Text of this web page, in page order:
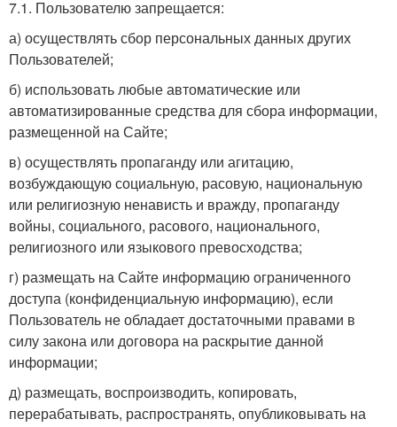
7.1. Пользователю запрещается:
а) осуществлять сбор персональных данных других
Пользователей;
б) использовать любые автоматические или
автоматизированные средства для сбора информации,
размещенной на Сайте;
в) осуществлять пропаганду или агитацию,
возбуждающую социальную, расовую, национальную
или религиозную ненависть и вражду, пропаганду
войны, социального, расового, национального,
религиозного или языкового превосходства;
г) размещать на Сайте информацию ограниченного
доступа (конфиденциальную информацию), если
Пользователь не обладает достаточными правами в
силу закона или договора на раскрытие данной
информации;
д) размещать, воспроизводить, копировать,
перерабатывать, распространять, опубликовывать на